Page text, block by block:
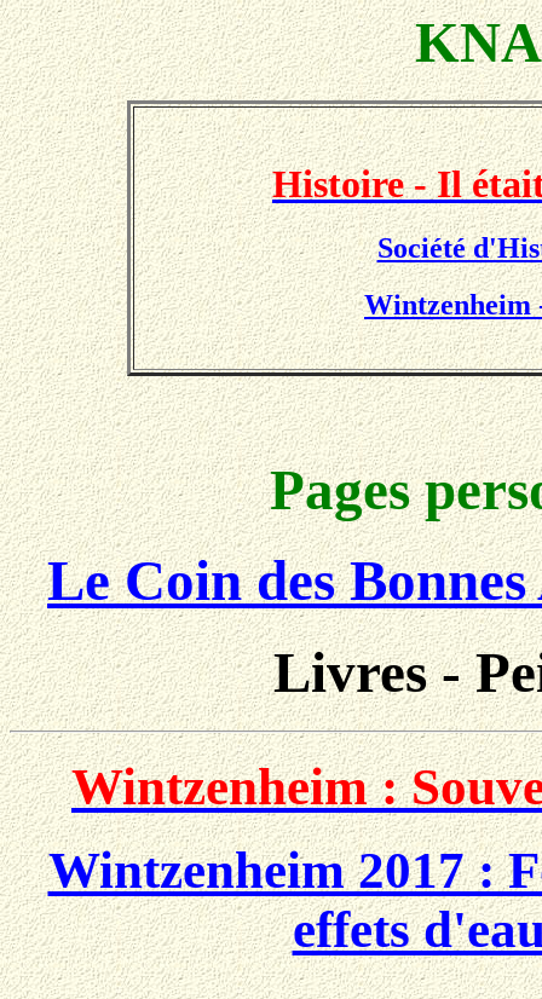
Histoire - Il
Société
Wintzenheim
Pages
Le Coin des
Livres -
Wintzenheim :
Wintzenheim 2017 :
effets